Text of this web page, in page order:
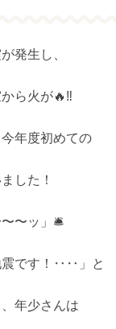
発生し、
ら火が🔥‼️
年度初めての
した！
〜〜ッ」🛎
震です！‥‥」と
年少さんは